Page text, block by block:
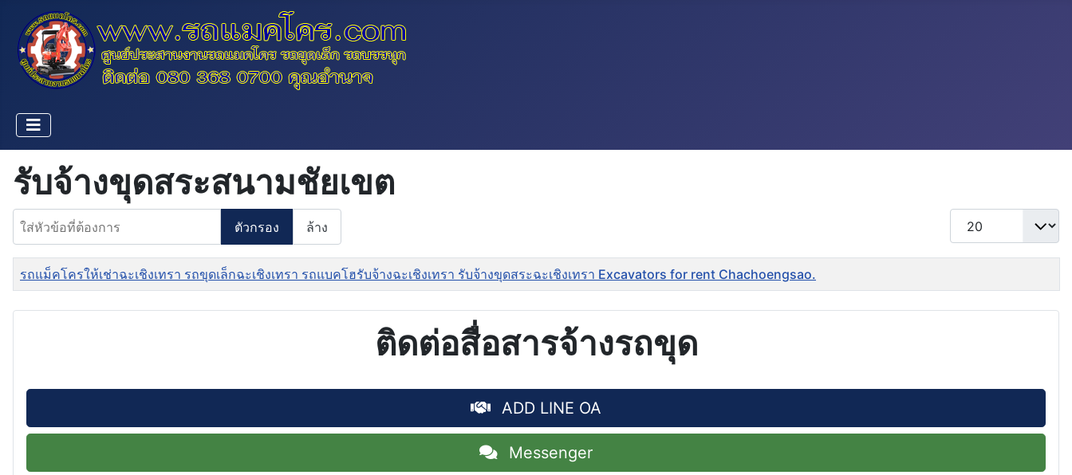
รับจ้างขุดสระสนามชัยเขต
ใส่หัวข้อที่ต้องการ
ตัวกรอง ล้าง
แสดง #
ชื่อ
รถแม็คโครให้เช่าฉะเชิงเทรา รถขุดเล็กฉะเชิงเทรา รถแบคโฮรับจ้างฉะเชิงเทรา รับจ้างขุดสระฉะเชิงเทรา Excavators for rent Chachoengsao.
ติดต่อสื่อสารจ้างรถขุด
ADD LINE OA
Messenger